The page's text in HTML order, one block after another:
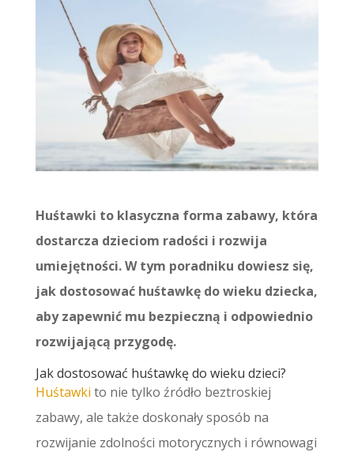
Huśtawki to klasyczna forma zabawy, która
dostarcza dzieciom radości i rozwija
umiejętności. W tym poradniku dowiesz się,
jak dostosować huśtawkę do wieku dziecka,
aby zapewnić mu bezpieczną i odpowiednio
rozwijającą przygodę.
Jak dostosować huśtawkę do wieku dzieci?
Huśtawki to nie tylko źródło beztroskiej
zabawy, ale także doskonały sposób na
rozwijanie zdolności motorycznych i równowagi